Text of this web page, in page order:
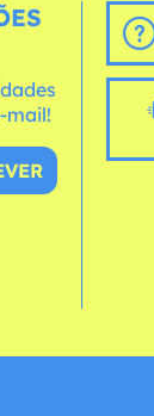
mail!